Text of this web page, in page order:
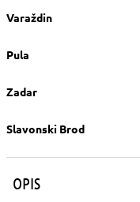
Varaždin
Pula
Zadar
Slavonski Brod
OPIS